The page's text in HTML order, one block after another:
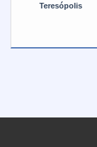
Teresópolis